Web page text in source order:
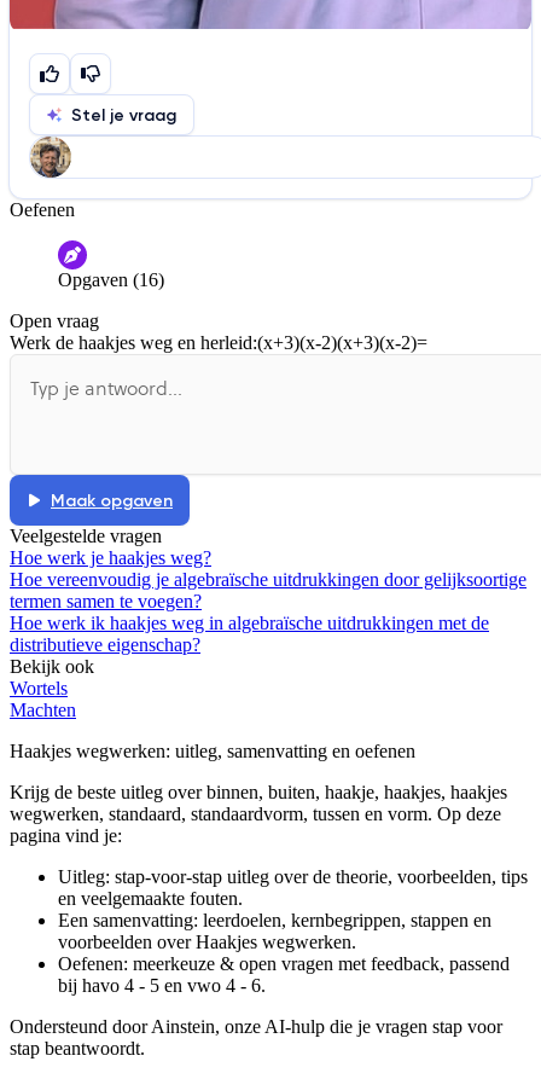
Stel je vraag
Help ons de video te verbeteren
De audio is slecht
Informatie is onjuist
De docent is te langdradig
Oefenen
Opgaven (16)
Open vraag
Werk de haakjes weg en herleid:(x+3)(x-2)(x+3)(x-2)=
Maak opgaven
Veelgestelde vragen
Hoe werk je haakjes weg?
Hoe vereenvoudig je algebraïsche uitdrukkingen door gelijksoortige
termen samen te voegen?
Hoe werk ik haakjes weg in algebraïsche uitdrukkingen met de
distributieve eigenschap?
Bekijk ook
Wortels
Machten
Haakjes wegwerken: uitleg, samenvatting en oefenen
Krijg de beste uitleg over binnen, buiten, haakje, haakjes, haakjes
wegwerken, standaard, standaardvorm, tussen en vorm. Op deze
pagina vind je:
Uitleg: stap-voor-stap uitleg over de theorie, voorbeelden, tips
en veelgemaakte fouten.
Een samenvatting: leerdoelen, kernbegrippen, stappen en
voorbeelden overHaakjes wegwerken.
Oefenen: meerkeuze & open vragen met feedback, passend
bij havo 4 - 5 en vwo 4 - 6.
Ondersteund door Ainstein, onze AI-hulp die je vragen stap voor
stap beantwoordt.